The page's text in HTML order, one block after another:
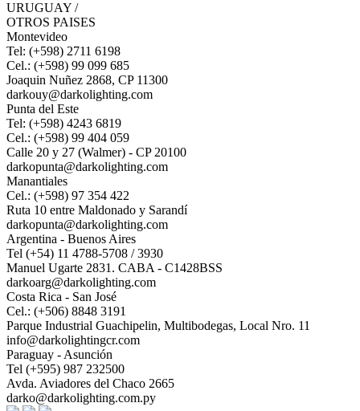
URUGUAY /
OTROS PAISES
Montevideo
Tel: (+598) 2711 6198
Cel.: (+598) 99 099 685
Joaquin Nuñez 2868, CP 11300
darkouy@darkolighting.com
Punta del Este
Tel: (+598) 4243 6819
Cel.: (+598) 99 404 059
Calle 20 y 27 (Walmer) - CP 20100
darkopunta@darkolighting.com
Manantiales
Cel.: (+598) 97 354 422
Ruta 10 entre Maldonado y Sarandí
darkopunta@darkolighting.com
Argentina - Buenos Aires
Tel (+54) 11 4788-5708 / 3930
Manuel Ugarte 2831. CABA - C1428BSS
darkoarg@darkolighting.com
Costa Rica - San José
Cel.: (+506) 8848 3191
Parque Industrial Guachipelin, Multibodegas, Local Nro. 11
info@darkolightingcr.com
Paraguay - Asunción
Tel (+595) 987 232500
Avda. Aviadores del Chaco 2665
darko@darkolighting.com.py